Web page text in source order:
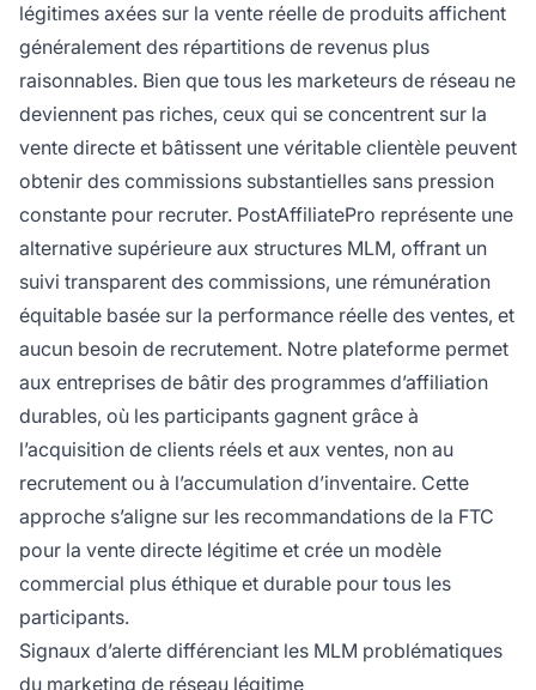
légitimes axées sur la vente réelle de produits affichent
généralement des répartitions de revenus plus
raisonnables. Bien que tous les marketeurs de réseau ne
deviennent pas riches, ceux qui se concentrent sur la
vente directe et bâtissent une véritable clientèle peuvent
obtenir des commissions substantielles sans pression
constante pour recruter. PostAffiliatePro représente une
alternative supérieure aux structures MLM, offrant un
suivi transparent des commissions, une rémunération
équitable basée sur la performance réelle des ventes, et
aucun besoin de recrutement. Notre plateforme permet
aux entreprises de bâtir des programmes d’affiliation
durables, où les participants gagnent grâce à
l’acquisition de clients réels et aux ventes, non au
recrutement ou à l’accumulation d’inventaire. Cette
approche s’aligne sur les recommandations de la FTC
pour la vente directe légitime et crée un modèle
commercial plus éthique et durable pour tous les
participants.
Signaux d’alerte différenciant les MLM problématiques
du marketing de réseau légitime